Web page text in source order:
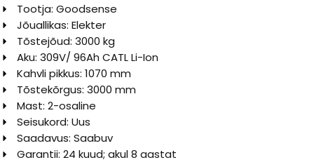
Tootja: Goodsense
Jõuallikas: Elekter
Tõstejõud: 3000 kg
Aku: 309V/ 96Ah CATL Li-Ion
Kahvli pikkus: 1070 mm
Tõstekõrgus: 3000 mm
Mast: 2-osaline
Seisukord: Uus
Saadavus: Saabuv
Garantii: 24 kuud; akul 8 aastat